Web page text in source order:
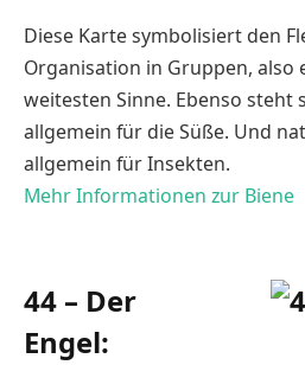
Diese Karte symbolisiert den
Organisation in Gruppen, also
weitesten Sinne. Ebenso steht
allgemein für die Süße. Und
allgemein für Insekten.
Mehr Informationen zur Biene
44 – Der
Engel: